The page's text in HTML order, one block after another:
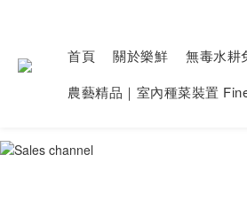
首頁 關於樂鮮 無毒水耕
農藝精品｜室內種菜裝置